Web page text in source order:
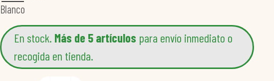
Blanco
En stock. Más de 5 artículos para envío inmediato o
recogida en tienda.